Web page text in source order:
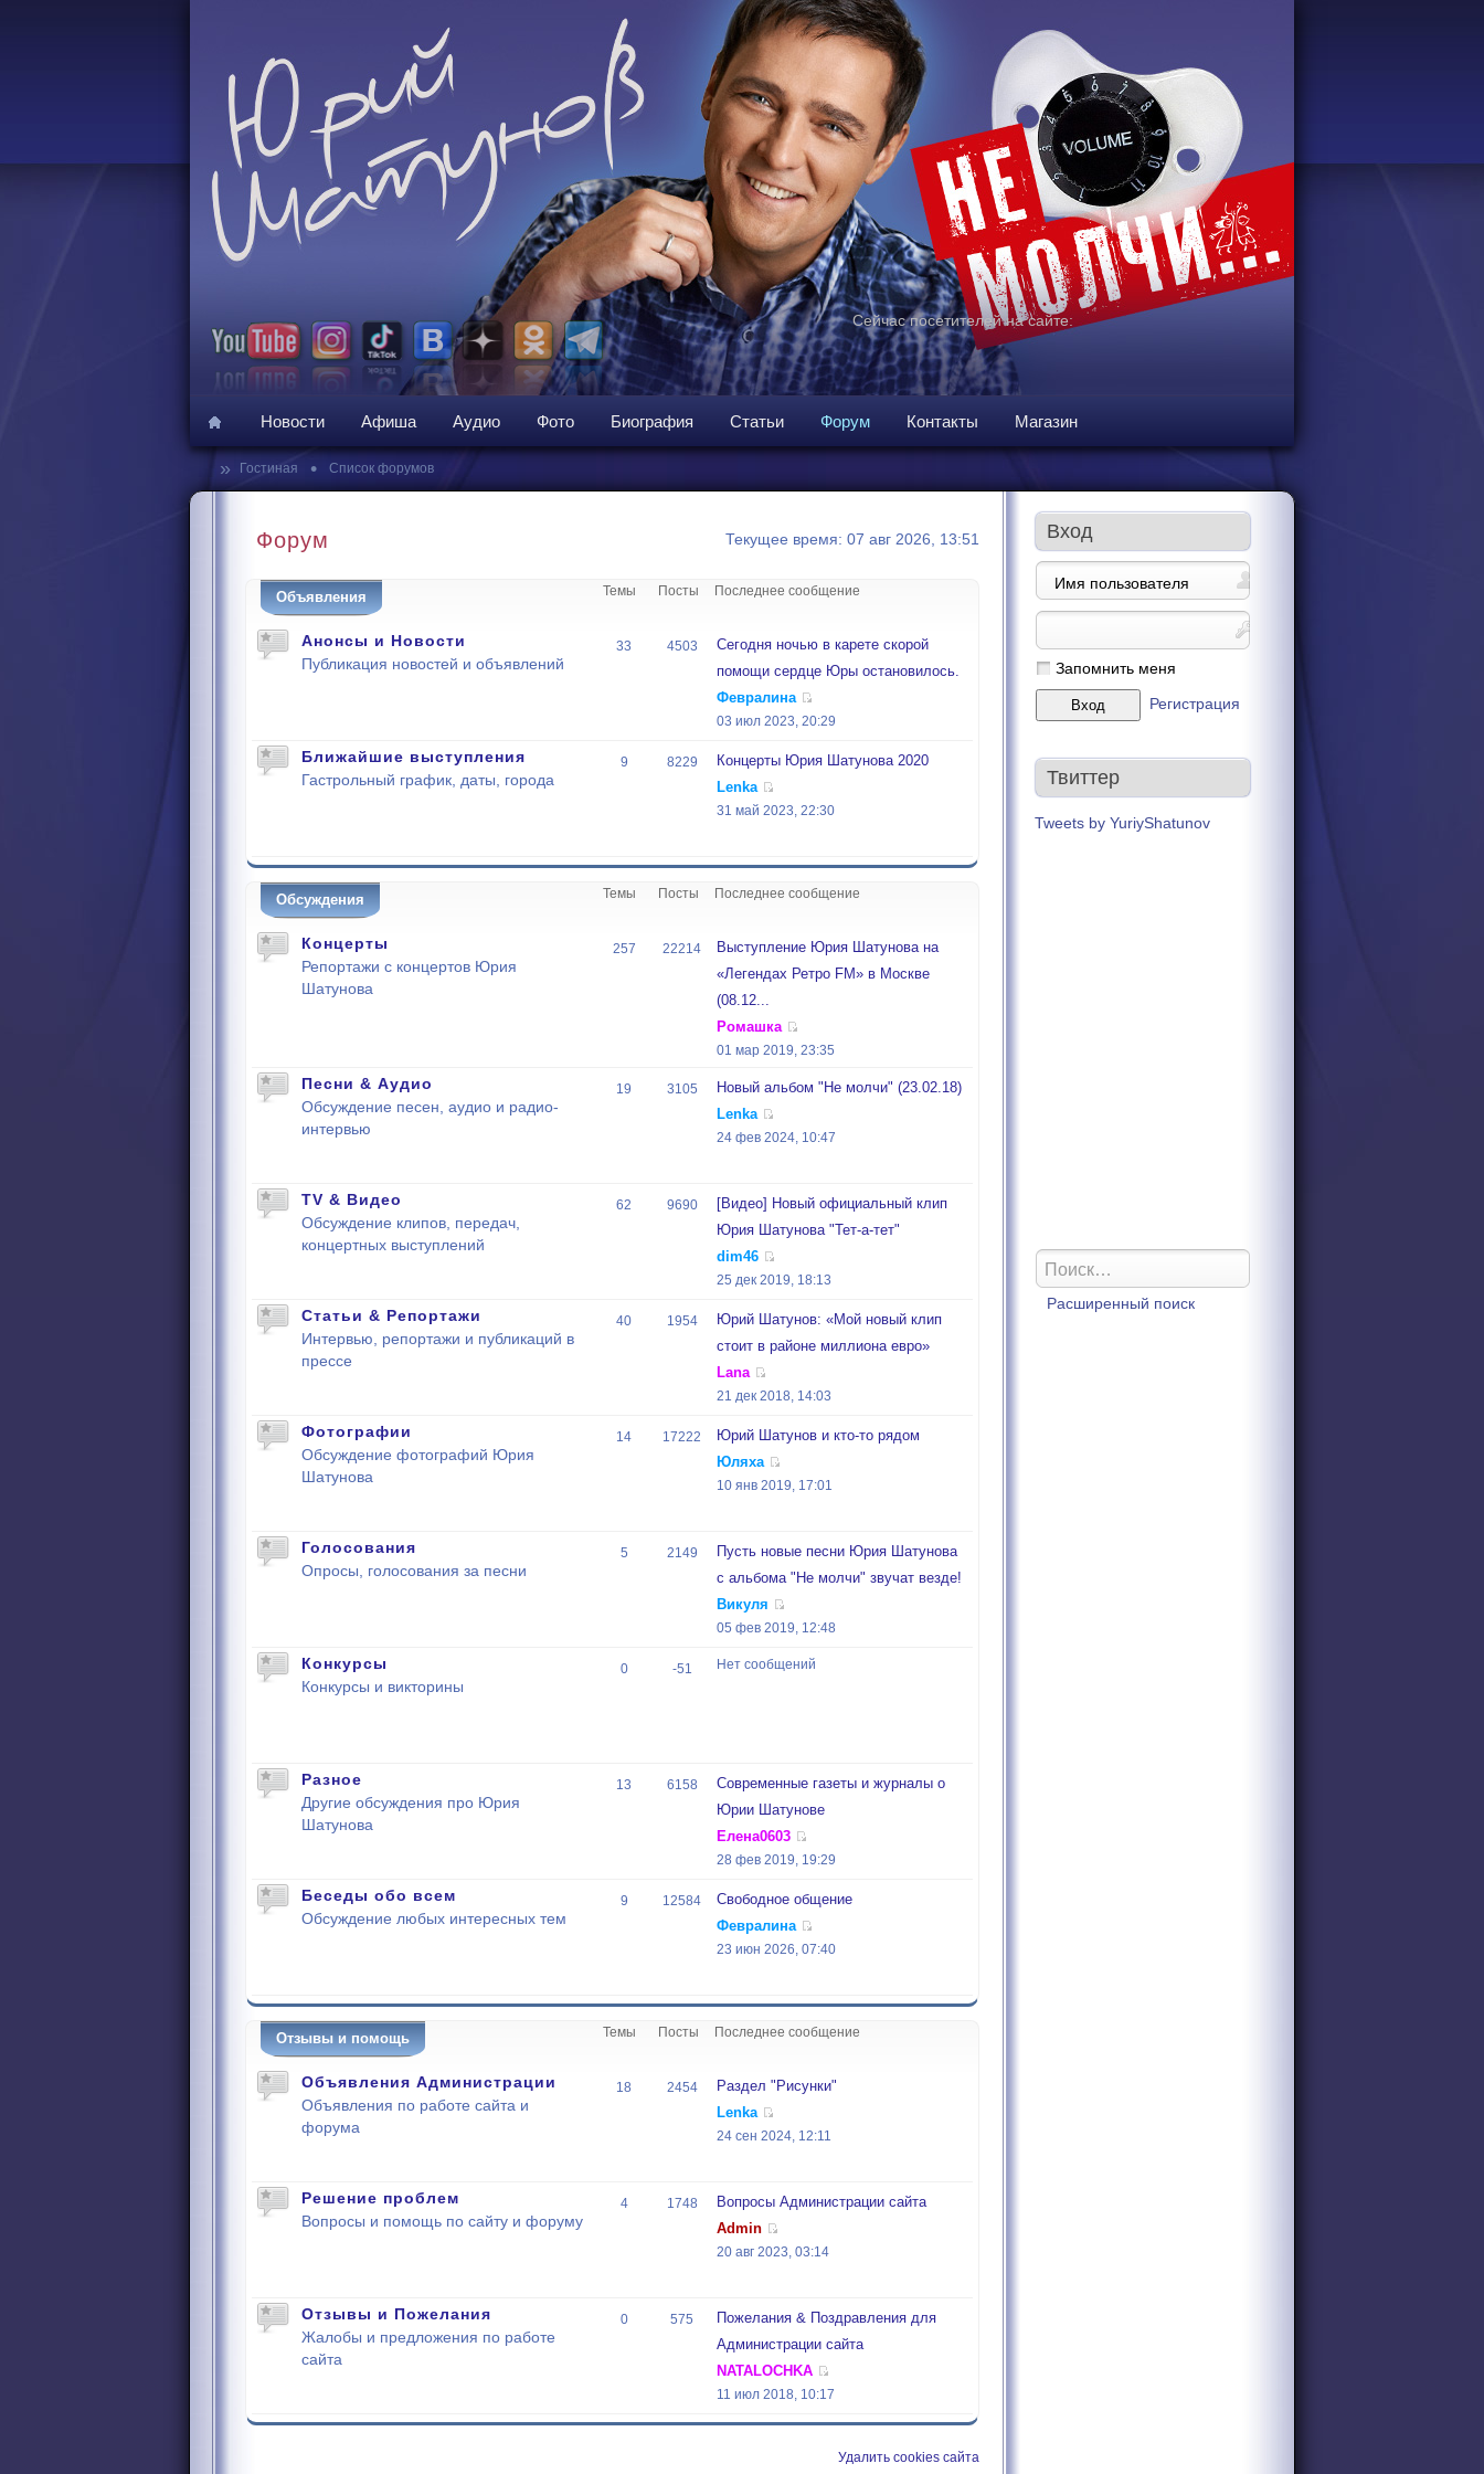
Сейчас посетителей на сайте:
Новости Афиша Аудио Фото Биография Статьи Форум Контакты Магазин
» Гостиная • Список форумов
Форум Текущее время: 07 авг 2026, 13:51
Объявления Темы Посты Последнее сообщение
Анонсы и Новости
Публикация новостей и объявлений
33 4503
Сегодня ночью в карете скорой
помощи сердце Юры остановилось.
Февралина
03 июл 2023, 20:29
Ближайшие выступления
Гастрольный график, даты, города
9 8229
Концерты Юрия Шатунова 2020
Lenka
31 май 2023, 22:30
Обсуждения Темы Посты Последнее сообщение
Концерты
Репортажи с концертов Юрия
Шатунова
257 22214
Выступление Юрия Шатунова на
«Легендах Ретро FM» в Москве
(08.12...
Ромашка
01 мар 2019, 23:35
Песни & Аудио
Обсуждение песен, аудио и радио-
интервью
19 3105
Новый альбом "Не молчи" (23.02.18)
Lenka
24 фев 2024, 10:47
TV & Видео
Обсуждение клипов, передач,
концертных выступлений
62 9690
[Видео] Новый официальный клип
Юрия Шатунова "Тет-а-тет"
dim46
25 дек 2019, 18:13
Статьи & Репортажи
Интервью, репортажи и публикаций в
прессе
40 1954
Юрий Шатунов: «Мой новый клип
стоит в районе миллиона евро»
Lana
21 дек 2018, 14:03
Фотографии
Обсуждение фотографий Юрия
Шатунова
14 17222
Юрий Шатунов и кто-то рядом
Юляха
10 янв 2019, 17:01
Голосования
Опросы, голосования за песни
5 2149
Пусть новые песни Юрия Шатунова
с альбома "Не молчи" звучат везде!
Викуля
05 фев 2019, 12:48
Конкурсы
Конкурсы и викторины
0 -51 Нет сообщений
Разное
Другие обсуждения про Юрия
Шатунова
13 6158
Современные газеты и журналы о
Юрии Шатунове
Елена0603
28 фев 2019, 19:29
Беседы обо всем
Обсуждение любых интересных тем
9 12584
Свободное общение
Февралина
23 июн 2026, 07:40
Отзывы и помощь Темы Посты Последнее сообщение
Объявления Администрации
Объявления по работе сайта и
форума
18 2454
Раздел "Рисунки"
Lenka
24 сен 2024, 12:11
Решение проблем
Вопросы и помощь по сайту и форуму
4 1748
Вопросы Администрации сайта
Admin
20 авг 2023, 03:14
Отзывы и Пожелания
Жалобы и предложения по работе
сайта
0 575
Пожелания & Поздравления для
Администрации сайта
NATALOCHKA
11 июл 2018, 10:17
Удалить cookies сайта
Вход
Запомнить меня
Регистрация
Твиттер
Tweets by YuriyShatunov
Расширенный поиск